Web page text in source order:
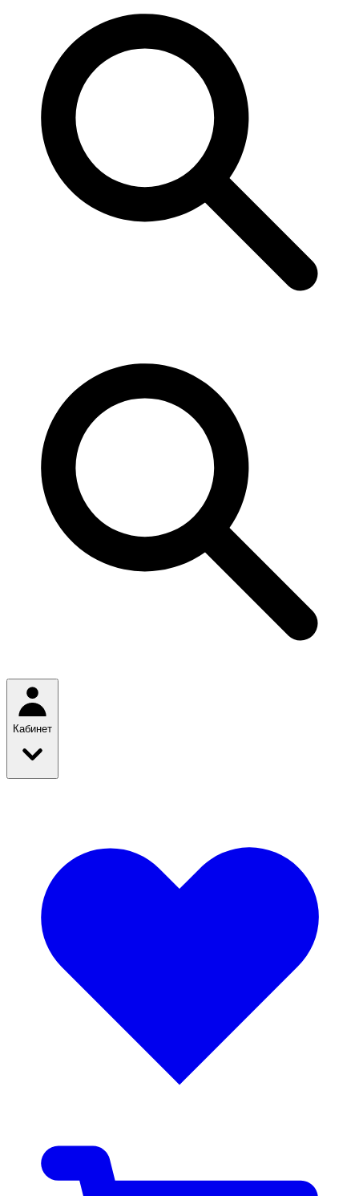
Кабинет